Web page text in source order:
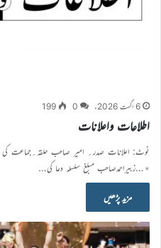
6 اگست 2026ء 0
199
اطلاعات واعلانات
نوٹ: اعلانات صدر؍ امیر صاحب حلقہ؍جماعت کی
٭…زبیراحمدصاحب مبلغ سلسلہ دعا کی…
مزید پڑھیں